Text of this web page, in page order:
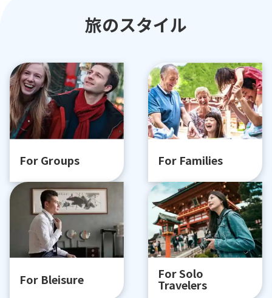
旅のスタイル
For Groups For Families
For Bleisure For Solo
Travelers